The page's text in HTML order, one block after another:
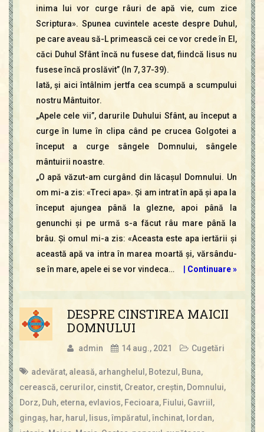
inima lui vor curge râuri de apă vie, cum zice
Scriptura». Spunea cuvintele aceste despre Duhul,
pe care aveau să-L primească cei ce vor crede în El,
căci Duhul Sfânt încă nu fusese dat, fiindcă Iisus nu
fusese încă proslăvit” (In 7, 37-39).
Iată, şi aici întâlnim jertfa cea scumpă a scumpului
nostru Mântuitor.
„Apele cele vii”, darurile Duhului Sfânt, au început a
curge în lume în clipa când pe crucea Golgotei a
început a curge sângele Domnului, sângele
mântuirii noastre.
„O apă văzut-am curgând din lăcaşul Domnului. Un
om mi-a zis: «Treci apa». Şi am intrat în apă şi apa la
început ajungea până la glezne, apoi până la
genunchi şi pe urmă s-a făcut râu mare până la
brâu. Şi omul mi-a zis: «Aceasta este apa iertării şi
această apă va intra în marea moartă şi, vărsându-
se în mare, apele ei se vor vindeca…
| Continuare »
DESPRE CINSTIREA MAICII
DOMNULUI
admin 14 aug., 2021 Cugetări
adevărat, aleasă, arhanghelul, Botezul, Buna,
cerească, cerurilor, cinstit, Creator, creştin, Domnului,
Dorz, Duh, eterna, evlavios, Fecioara, Fiului, Gavriil,
gingaş, har, harul, Iisus,împăratul,închinat, Iordan,